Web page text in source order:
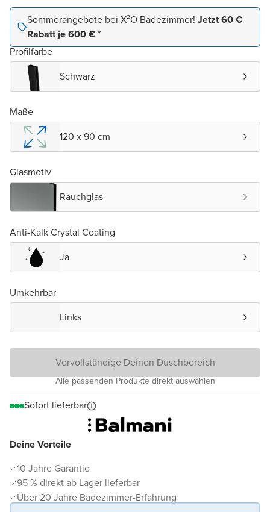
Deine Vorteile
10 Jahre Garantie
95 % direkt ab Lager lieferbar
Über 20 Jahre Badezimmer-Erfahrung
Sommerangebote bei X²O Badezimmer! Jetzt 60 €
Rabatt je 600 € *
Profilfarbe
Schwarz
Maße
120 x 90 cm
Glasmotiv
Rauchglas
Anti-Kalk Crystal Coating
Ja
Umkehrbar
Links
Vervollständige Deinen Duschbereich
Alle passenden Produkte direkt auswählen
Sofort lieferbar